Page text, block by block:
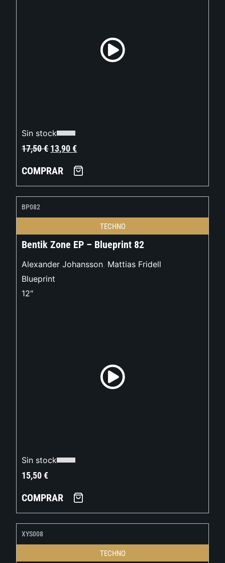
Sin stock
17,50€ 13,90€
COMPRAR
BP082
TECHNO
Bentik Zone EP – Blueprint 82
Alexander Johansson, Mattias Fridell
Blueprint
12"
Sin stock
15,50€
COMPRAR
XYS008
TECHNO